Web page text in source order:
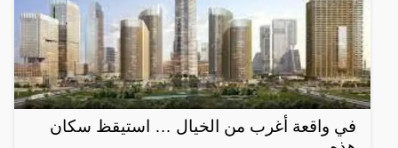
في واقعة أغرب من الخيال … استيقظ سكان